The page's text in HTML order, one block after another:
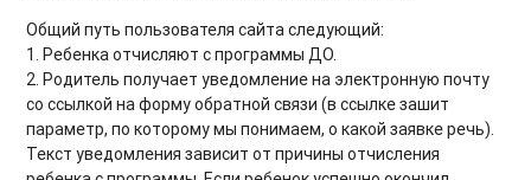
Общий путь пользователя сайта следующий:
1. Ребенка отчисляют с программы ДО.
2. Родитель получает уведомление на электронную почту
со ссылкой на форму обратной связи (в ссылке зашит
параметр, по которому мы понимаем, о какой заявке речь).
Текст уведомления зависит от причины отчисления